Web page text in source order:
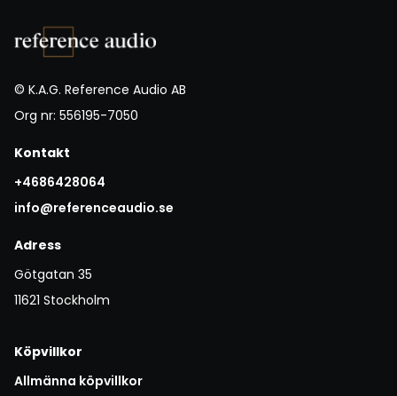
© K.A.G. Reference Audio AB
Org nr: 556195-7050
Kontakt
+4686428064
info@referenceaudio.se
Adress
Götgatan 35
11621 Stockholm
Köpvillkor
Allmänna köpvillkor